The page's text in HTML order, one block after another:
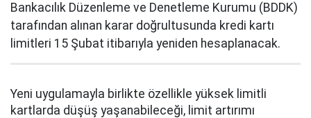
Bankacılık Düzenleme ve Denetleme Kurumu (BDDK)
tarafından alınan karar doğrultusunda kredi kartı
limitleri 15 Şubat itibarıyla yeniden hesaplanacak.
Yeni uygulamayla birlikte özellikle yüksek limitli
kartlarda düşüş yaşanabileceği, limit artırımı